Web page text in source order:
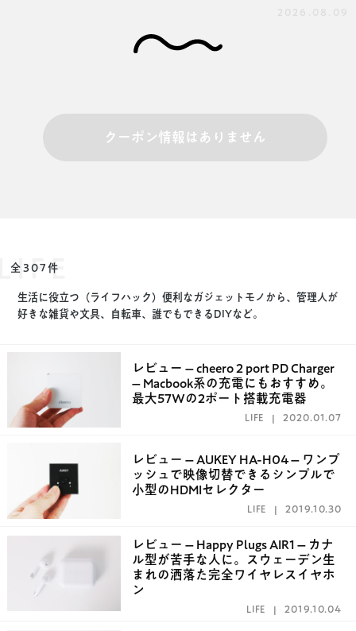
クーポン情報はありません
全307件
生活に役立つ（ライフハック）便利なガジェットモノから、管理人が
好きな雑貨や文具、自転車、誰でもできるDIYなど。
レビュー – cheero 2 port PD Charger
– Macbook系の充電にもおすすめ。
最大57Wの2ポート搭載充電器
LIFE 2020.01.07
レビュー – AUKEY HA-H04 – ワンプ
ッシュで映像切替できるシンプルで
小型のHDMIセレクター
LIFE 2019.10.30
レビュー – Happy Plugs AIR1 – カナ
ル型が苦手な人に。スウェーデン生
まれの洒落た完全ワイヤレスイヤホ
ン
LIFE 2019.10.04